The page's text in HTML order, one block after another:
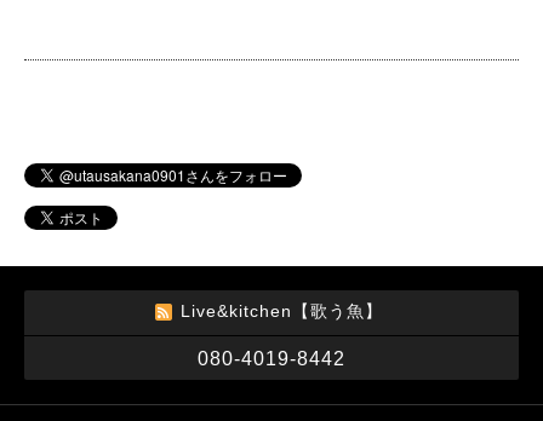
Live&kitchen【歌う魚】
080-4019-8442